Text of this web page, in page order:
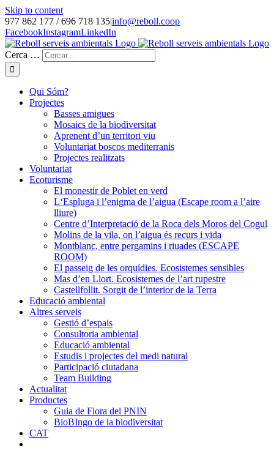
Skip to content
977 862 177 / 696 718 135|info@reboll.coop
FacebookInstagramLinkedIn
Cerca …
Qui Sóm?
Projectes
Basses amigues
Mosaics de la biodiversitat
Aprenent d’un territori viu
Voluntariat boscos mediterranis
Projectes realitzats
Voluntariat
Ecoturisme
El monestir de Poblet en verd
L‘Espluga i l’enigma de l’aigua (Escape room a l’aire
lliure)
Centre d’Interpretació de la Roca dels Moros del Cogul
Molins de la vila, on l’aigua és recurs i vida
Montblanc, entre pergamins i riuades (ESCAPE
ROOM)
El passeig de les orquídies. Ecosistemes sensibles
Mas d’en Llort. Ecosistemes de l’art rupestre
Castellfollit. Sorgit de l’interior de la Terra
Educació ambiental
Altres serveis
Gestió d’espais
Consultoria ambiental
Educació ambiental
Estudis i projectes del medi natural
Participació ciutadana
Team Building
Actualitat
Productes
Guia de Flora del PNIN
BioBIngo de la biodiversitat
CAT